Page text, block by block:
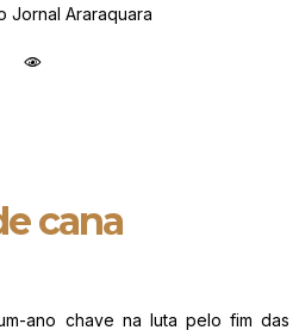
Jornal Araraquara
cana
ano chave na luta pelo fim das